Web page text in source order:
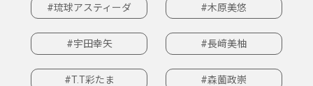
#琉球アスティーダ #木原美悠
#宇田幸矢 #長﨑美柚
#T.T彩たま #森薗政崇